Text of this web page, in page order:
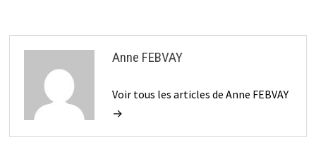
Anne FEBVAY
Voir tous les articles de Anne FEBVAY
→